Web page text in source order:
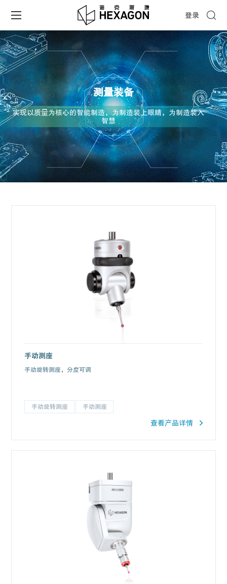
登录
测量装备
实现以质量为核心的智能制造，为制造装上眼睛，为制造装入
智慧
手动测座
手动旋转测座，分度可调
手动旋转测座 手动测座
查看产品详情